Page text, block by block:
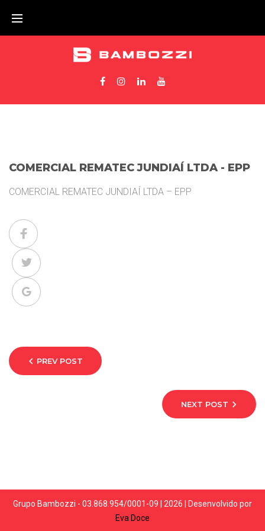
COMERCIAL REMATEC JUNDIAÍ LTDA - EPP
COMERCIAL REMATEC JUNDIAÍ LTDA – EPP
PREV POST
NEXT POST
Grupo Bambozzi - 03.868.954/0001-09 | 2026 | Desenvolvido por
Eva Doce